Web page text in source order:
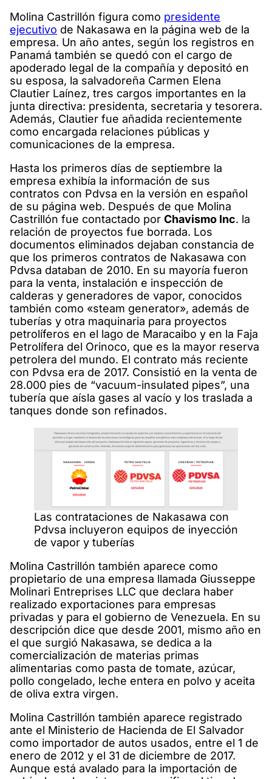
Molina Castrillón figura como presidente
ejecutivo de Nakasawa en la página web de la
empresa. Un año antes, según los registros en
Panamá también se quedó con el cargo de
apoderado legal de la compañía y depositó en
su esposa, la salvadoreña Carmen Elena
Clautier Laínez, tres cargos importantes en la
junta directiva: presidenta, secretaria y tesorera.
Además, Clautier fue añadida recientemente
como encargada relaciones públicas y
comunicaciones de la empresa.
Hasta los primeros días de septiembre la
empresa exhibía la información de sus
contratos con Pdvsa en la versión en español
de su página web. Después de que Molina
Castrillón fue contactado por Chavismo Inc. la
relación de proyectos fue borrada. Los
documentos eliminados dejaban constancia de
que los primeros contratos de Nakasawa con
Pdvsa databan de 2010. En su mayoría fueron
para la venta, instalación e inspección de
calderas y generadores de vapor, conocidos
también como «steam generator», además de
tuberías y otra maquinaria para proyectos
petrolíferos en el lago de Maracaibo y en la Faja
Petrolífera del Orinoco, que es la mayor reserva
petrolera del mundo. El contrato más reciente
con Pdvsa era de 2017. Consistió en la venta de
28.000 pies de “vacuum-insulated pipes”, una
tubería que aísla gases al vacío y los traslada a
tanques donde son refinados.
Las contrataciones de Nakasawa con
Pdvsa incluyeron equipos de inyección
de vapor y tuberías
Molina Castrillón también aparece como
propietario de una empresa llamada Giusseppe
Molinari Entreprises LLC que declara haber
realizado exportaciones para empresas
privadas y para el gobierno de Venezuela. En su
descripción dice que desde 2001, mismo año en
el que surgió Nakasawa, se dedica a la
comercialización de materias primas
alimentarias como pasta de tomate, azúcar,
pollo congelado, leche entera en polvo y aceita
de oliva extra virgen.
Molina Castrillón también aparece registrado
ante el Ministerio de Hacienda de El Salvador
como importador de autos usados, entre el 1 de
enero de 2012 y el 31 de diciembre de 2017.
Aunque está avalado para la importación de